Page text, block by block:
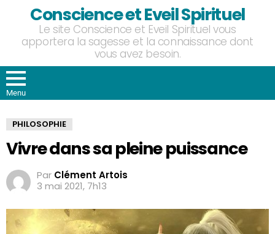
Conscience et Eveil Spirituel
Le site Conscience et Eveil Spirituel vous
apportera la sagesse et la connaissance dont
vous avez besoin.
Menu
PHILOSOPHIE
Vivre dans sa pleine puissance
Par Clément Artois
3 mai 2021, 7h13